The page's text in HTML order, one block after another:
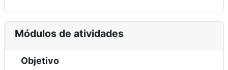
Módulos de atividades
Objetivo